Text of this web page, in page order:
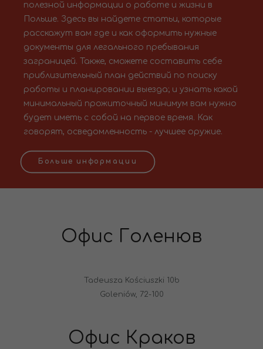
полезной информации о работе и жизни в
Польше. Здесь вы найдете статьи, которые
расскажут вам где и как оформить нужные
документы для легального пребывания
заграницей. Также, сможете составить себе
приблизительный план действий по поиску
работы и планировании выезда; и узнать какой
минимальный прожиточный минимум вам нужно
будет иметь с собой на первое время. Как
говорят, осведомленность - лучшее оружие.
Больше информации
Офис Голенюв
Tadeusza Kościuszki 10b
Goleniów, 72-100
Офис Краков